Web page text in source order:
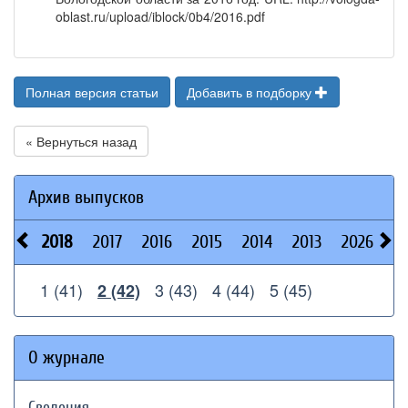
oblast.ru/upload/iblock/0b4/2016.pdf
Полная версия статьи Добавить в подборку
« Вернуться назад
Архив выпусков
2018 2017 2016 2015 2014 2013 2026
1 (41) 2 (42) 3 (43) 4 (44) 5 (45)
О журнале